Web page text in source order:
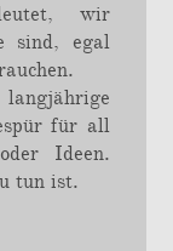
wir
sind, egal
für all
Ideen.
tun ist.